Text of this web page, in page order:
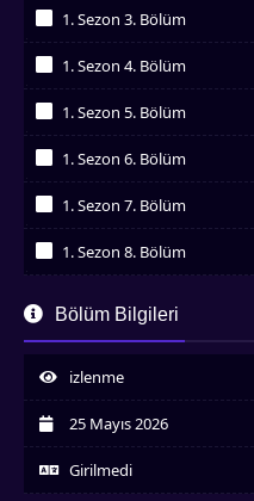
1. Sezon 3. Bölüm
1. Sezon 4. Bölüm
1. Sezon 5. Bölüm
1. Sezon 6. Bölüm
1. Sezon 7. Bölüm
1. Sezon 8. Bölüm
İzledim
İzledim
1. Sezon 10. Bölüm
İzledim
İzledim
1. Sezon 12. Bölüm
Bölüm Bilgileri
izlenme
25 Mayıs 2026
Girilmedi